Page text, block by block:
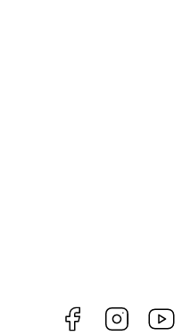
Facebook Instagram